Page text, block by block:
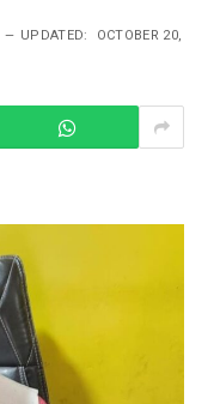
UPDATED: OCTOBER 20,